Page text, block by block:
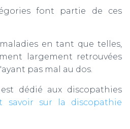
font partie de ces
en tant que telles,
largement retrouvées
pas mal au dos.
dédié aux discopathies
savoir sur la discopathie